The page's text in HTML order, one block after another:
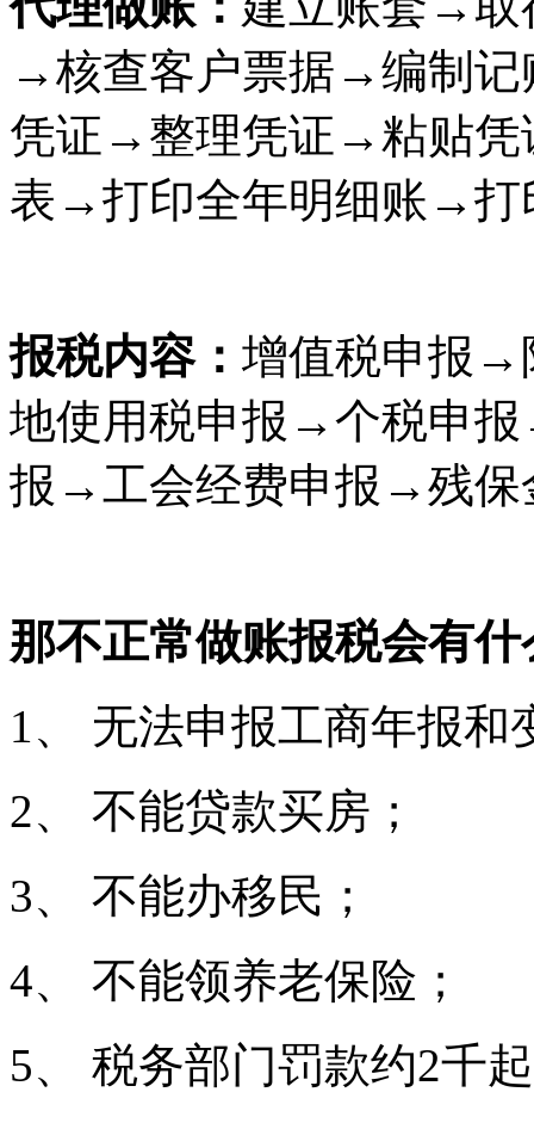
→核查客户票据→编制
凭证→整理凭证→粘贴
表→打印全年明细账→打
报税内容： 增值税申报
地使用税申报→个税申
报→工会经费申报→残保
那不正常做账报税会有
1、 无法申报工商年报和
2、 不能贷款买房；
3、 不能办移民；
4、 不能领养老保险；
5、 税务部门罚款约2千